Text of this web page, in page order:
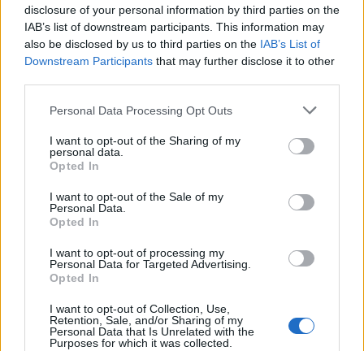
disclosure of your personal information by third parties on the
IAB’s list of downstream participants. This information may
also be disclosed by us to third parties on the IAB’s List of
Downstream Participants that may further disclose it to other
Please note that this website/app uses one or more Google
not limited to your visit or usage behaviour. You may click to
grant or deny consent to Google and its third-party tags to
use your data for below specified purposes in below Google
consent section.
Personal Data Processing Opt Outs
I want to opt-out of the Sharing of my
personal data.
Opted In
I want to opt-out of the Sale of my
Personal Data.
Opted In
I want to opt-out of processing my
Personal Data for Targeted Advertising.
Opted In
I want to opt-out of Collection, Use,
Retention, Sale, and/or Sharing of my
Personal Data that Is Unrelated with the
Purposes for which it was collected.
bemutatója
szinhaz szerk.
Az 500 éve elhunyt Leonardo da Vinciről készített
vezetője.